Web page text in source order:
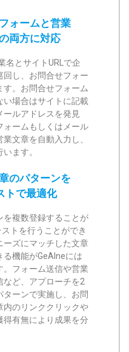
ォームと営業
両方に対応
名とサイトURLで企
回し、お問合せフォー
す。お問合せフォーム
い場合はサイトに記載
ールアドレスを発見
ォームもしくはメール
文章を自動入力し、
ます。
のパターンを
トで最適化
を複数登録することが
トを行うことができ
ーズにマッチした文章
る機能がGeAIneには
。フォーム送信や営業
など、アプローチを2
ターンで実施し、お問
内のリンククリックや
得有無により成果を分